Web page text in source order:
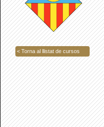
< Torna al llistat de cursos